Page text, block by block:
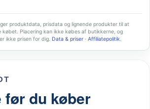
produktdata, prisdata og lignende produkter til at
Placering kan ikke købes af butikkerne, og
ikke prisen for dig. Data & priser · Affiliatepolitik.
før du køber